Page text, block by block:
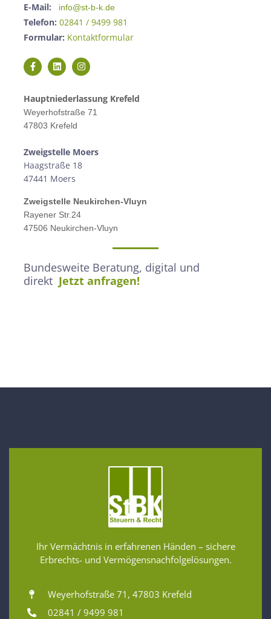
E-Mail: info@st-b-k.de
Telefon: 02841 / 9499 981
Formular: Kontaktformular
Hauptniederlassung Krefeld
Weyerhofstraße 71
47803 Krefeld
Zweigstelle Moers
Haagstraße 18
47441 Moers
Zweigstelle Neukirchen-Vluyn
Rayener Str.24
47506 Neukirchen-Vluyn
Bundesweite Beratung, digital und
direkt Jetzt anfragen!
Ihr Vermächtnis in erfahrenen Händen – sichere
Erbrechts- und Vermögensnachfolgelösungen.
Weyerhofstraße 71, 47803 Krefeld
02841 / 9499 981